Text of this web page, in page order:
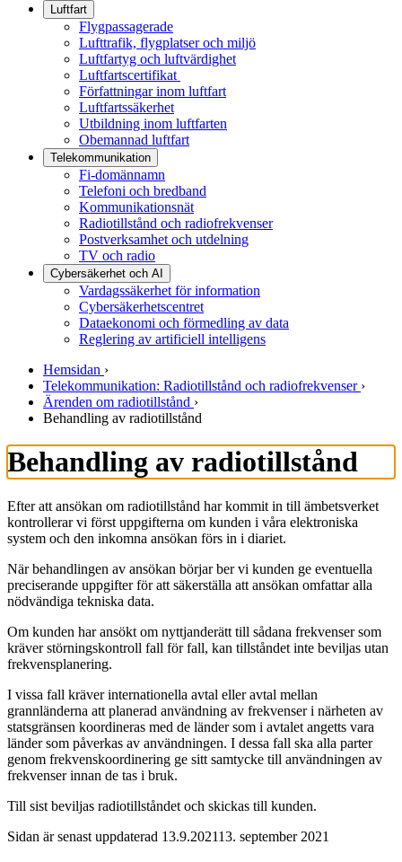
Luftfart
Flygpassagerade
Lufttrafik, flygplatser och miljö
Luftfartyg och luftvärdighet
Luftfartscertifikat
Författningar inom luftfart
Luftfartssäkerhet
Utbildning inom luftfarten
Obemannad luftfart
Telekommunikation
Fi-domännamn
Telefoni och bredband
Kommunikationsnät
Radiotillstånd och radiofrekvenser
Postverksamhet och utdelning
TV och radio
Cybersäkerhet och AI
Vardagssäkerhet för information
Cybersäkerhetscentret
Dataekonomi och förmedling av data
Reglering av artificiell intelligens
Hemsidan ›
Telekommunikation: Radiotillstånd och radiofrekvenser ›
Ärenden om radiotillstånd ›
Behandling av radiotillstånd
Behandling av radiotillstånd
Efter att ansökan om radiotillstånd har kommit in till ämbetsverket
kontrollerar vi först uppgifterna om kunden i våra elektroniska
system och den inkomna ansökan förs in i diariet.
När behandlingen av ansökan börjar ber vi kunden ge eventuella
preciserande uppgifter för att säkerställa att ansökan omfattar alla
nödvändiga tekniska data.
Om kunden har ansökt om nyttjanderätt till sådana frekvenser som
kräver störningskontroll fall för fall, kan tillståndet inte beviljas utan
frekvensplanering.
I vissa fall kräver internationella avtal eller avtal mellan
grannländerna att planerad användning av frekvenser i närheten av
statsgränsen koordineras med de länder som i avtalet angetts vara
länder som påverkas av användningen. I dessa fall ska alla parter
genom frekvenskoordinering ge sitt samtycke till användningen av
frekvenser innan de tas i bruk.
Till sist beviljas radiotillståndet och skickas till kunden.
Sidan är senast uppdaterad 13.9.202113. september 2021